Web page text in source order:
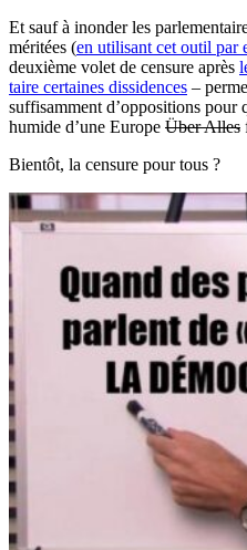
Et sauf à inonder les
méritées (en utilisant cet outil par
deuxième volet de censure après
taire certaines dissidences –
suffisamment d’oppositions pour
humide d’une Europe Über Alles
Bientôt, la censure pour tous ?